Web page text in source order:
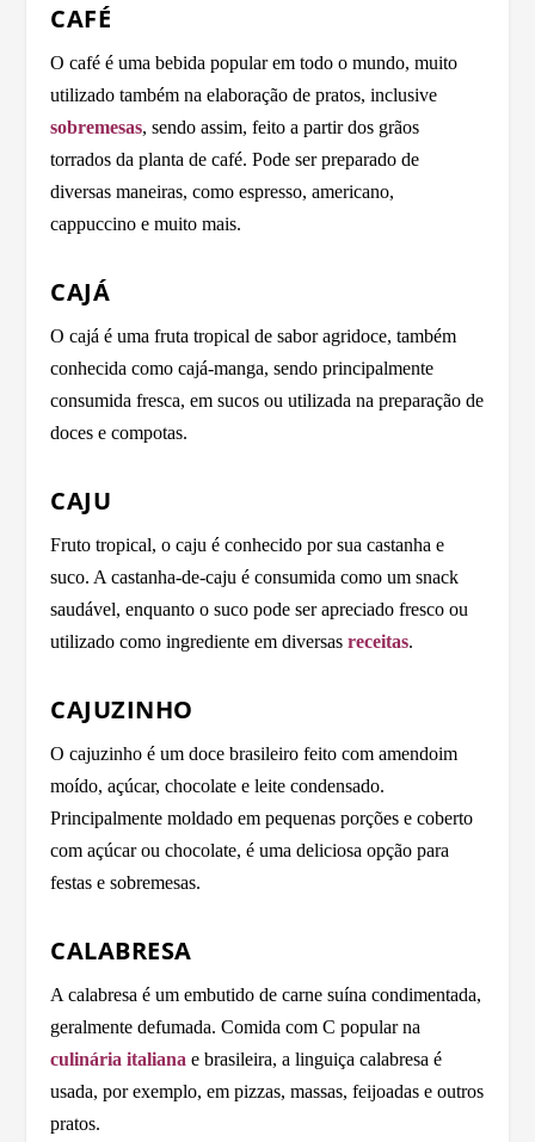
CAFÉ
O café é uma bebida popular em todo o mundo, muito
utilizado também na elaboração de pratos, inclusive
sobremesas, sendo assim, feito a partir dos grãos
torrados da planta de café. Pode ser preparado de
diversas maneiras, como espresso, americano,
cappuccino e muito mais.
CAJÁ
O cajá é uma fruta tropical de sabor agridoce, também
conhecida como cajá-manga, sendo principalmente
consumida fresca, em sucos ou utilizada na preparação de
doces e compotas.
CAJU
Fruto tropical, o caju é conhecido por sua castanha e
suco. A castanha-de-caju é consumida como um snack
saudável, enquanto o suco pode ser apreciado fresco ou
utilizado como ingrediente em diversasreceitas.
CAJUZINHO
O cajuzinho é um doce brasileiro feito com amendoim
moído, açúcar, chocolate e leite condensado.
Principalmente moldado em pequenas porções e coberto
com açúcar ou chocolate, é uma deliciosa opção para
festas e sobremesas.
CALABRESA
A calabresa é um embutido de carne suína condimentada,
geralmente defumada. Comida com C popular na
culinária italiana e brasileira, a linguiça calabresa é
usada, por exemplo, em pizzas, massas, feijoadas e outros
pratos.